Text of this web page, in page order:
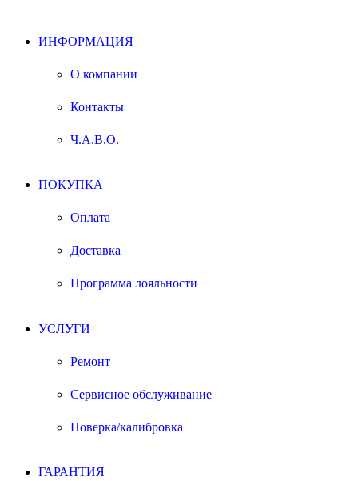
ИНФОРМАЦИЯ
О компании
Контакты
Ч.А.В.О.
ПОКУПКА
Оплата
Доставка
Программа лояльности
УСЛУГИ
Ремонт
Сервисное обслуживание
Поверка/калибровка
ГАРАНТИЯ